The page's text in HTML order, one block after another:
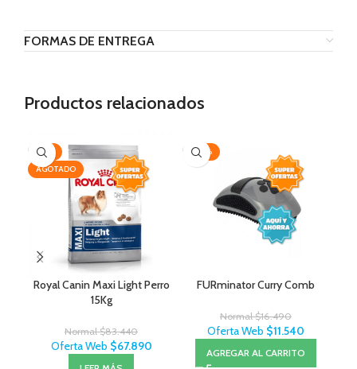
FORMAS DE ENTREGA
Productos relacionados
-19%
AGOTADO
Royal Canin Maxi Light Perro
15Kg
Normal$83.440
Oferta Web $67.890
-30%
FURminator Curry Comb
Normal$16.490
Oferta Web $11.540
AGREGAR AL CARRITO